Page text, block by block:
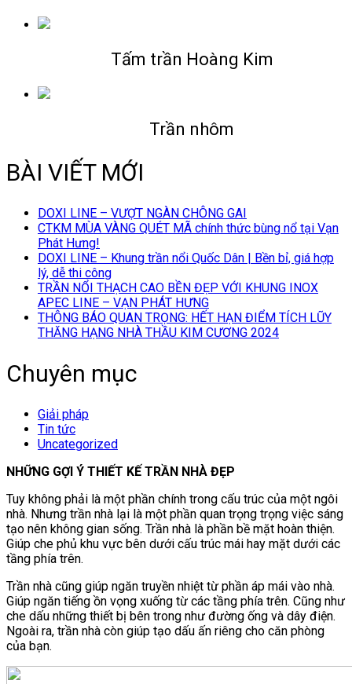
Tấm trần Hoàng Kim
Trần nhôm
BÀI VIẾT MỚI
DOXI LINE – VƯỢT NGÀN CHÔNG GAI
CTKM MÙA VÀNG QUÉT MÃ chính thức bùng nổ tại Vạn
Phát Hưng!
DOXI LINE – Khung trần nổi Quốc Dân | Bền bỉ, giá hợp
lý, dễ thi công
TRẦN NỔI THẠCH CAO BỀN ĐẸP VỚI KHUNG INOX
APEC LINE – VẠN PHÁT HƯNG
THÔNG BÁO QUAN TRỌNG: HẾT HẠN ĐIỂM TÍCH LŨY
THĂNG HẠNG NHÀ THẦU KIM CƯƠNG 2024
Chuyên mục
Giải pháp
Tin tức
Uncategorized
NHỮNG GỢI Ý THIẾT KẾ TRẦN NHÀ ĐẸP
Tuy không phải là một phần chính trong cấu trúc của một ngôi
nhà. Nhưng trần nhà lại là một phần quan trọng trọng việc sáng
tạo nên không gian sống. Trần nhà là phần bề mặt hoàn thiện.
Giúp che phủ khu vực bên dưới cấu trúc mái hay mặt dưới các
tầng phía trên.
Trần nhà cũng giúp ngăn truyền nhiệt từ phần áp mái vào nhà.
Giúp ngăn tiếng ồn vọng xuống từ các tầng phía trên. Cũng như
che dấu những thiết bị bên trong như đường ống và dây điện.
Ngoài ra, trần nhà còn giúp tạo dấu ấn riêng cho căn phòng
của bạn.